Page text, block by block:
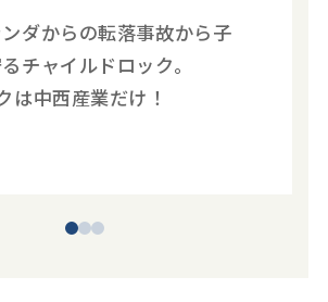
ダからの転落事故から子
チャイルドロック。
は中西産業だけ！